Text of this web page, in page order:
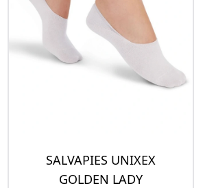
SALVAPIES UNIXEX
GOLDEN LADY